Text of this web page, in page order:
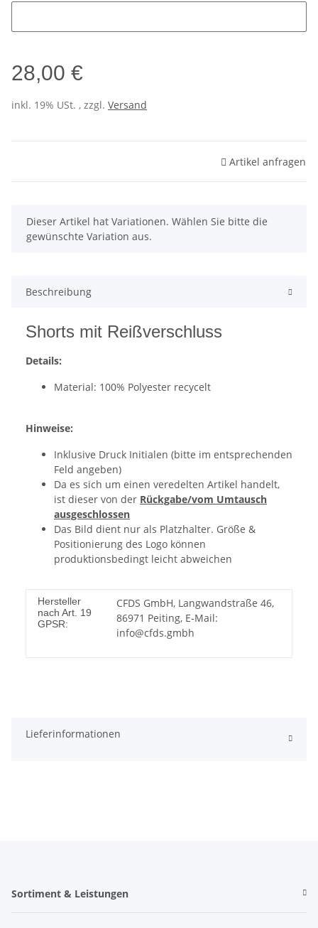
28,00 €
inkl. 19% USt. , zzgl. Versand
Artikel anfragen
x
Dieser Artikel hat Variationen. Wählen Sie bitte die
gewünschte Variation aus.
Beschreibung
Shorts mit Reißverschluss
Details:
Material: 100% Polyester recycelt
Hinweise:
Inklusive Druck Initialen (bitte im entsprechenden
Feld angeben)
Da es sich um einen veredelten Artikel handelt,
ist dieser von der Rückgabe/vom Umtausch
ausgeschlossen
Das Bild dient nur als Platzhalter. Größe &
Positionierung des Logo können
produktionsbedingt leicht abweichen
Hersteller
nach Art. 19
GPSR:
CFDS GmbH, Langwandstraße 46,
86971 Peiting, E-Mail:
info@cfds.gmbh
Lieferinformationen
Sortiment & Leistungen